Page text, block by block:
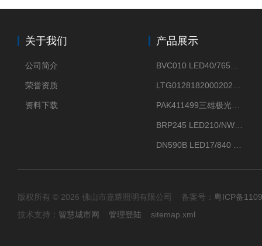
关于我们
公司简介
荣誉资质
资料下载
产品展示
版权所有 © 2026 佛山市嘉耀照明有限公司 备案号： 粤ICP备
技术支持： 智慧城市网 管理登陆 sitemap.xml